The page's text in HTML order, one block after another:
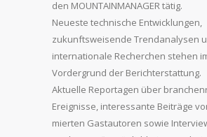
den MOUNTAINMANAGER tätig.
Neueste technische Entwicklungen,
zukunftsweisende Trendanalysen
internationale Recherchen stehen
Vordergrund der Berichterstattung.
Aktuelle Reportagen über
Ereignisse, interessante Beiträge
mierten Gastautoren sowie